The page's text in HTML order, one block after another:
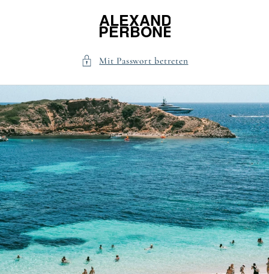
Mit Passwort betreten